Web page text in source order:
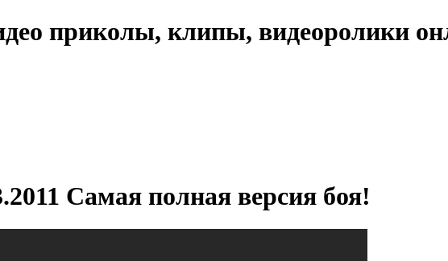
приколы, клипы, видеоролики
Самая полная версия боя!